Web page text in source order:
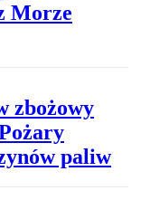
Morze
zbożowy
paliw